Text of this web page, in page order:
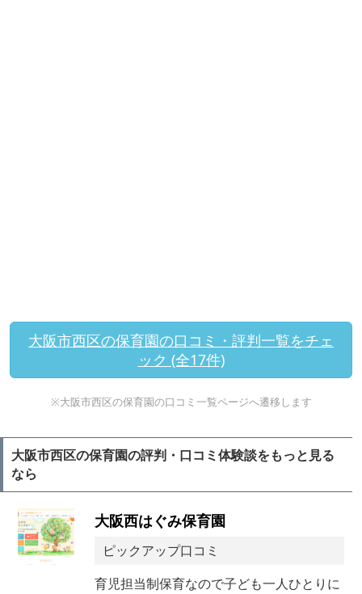
大阪市西区の保育園の口コミ・評判一覧をチェ
ック (全17件)
※大阪市西区の保育園の口コミ一覧ページへ遷移します
大阪市西区の保育園の評判・口コミ体験談をもっと見る
なら
大阪西はぐみ保育園
ピックアップ口コミ
育児担当制保育なので子ども一人ひとりに